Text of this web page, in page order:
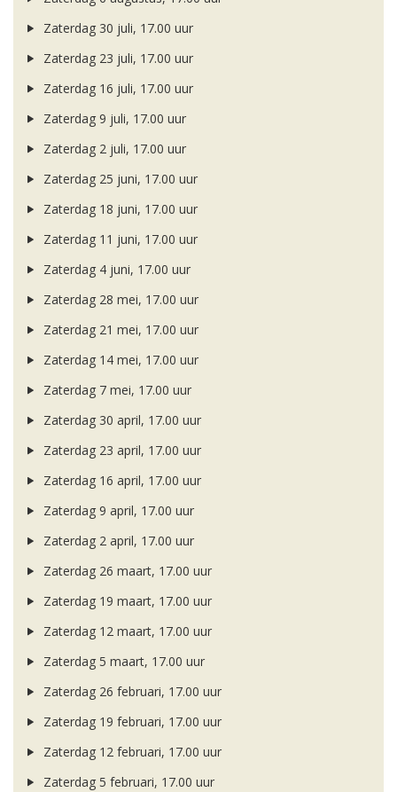
Zaterdag 30 juli, 17.00 uur
Zaterdag 23 juli, 17.00 uur
Zaterdag 16 juli, 17.00 uur
Zaterdag 9 juli, 17.00 uur
Zaterdag 2 juli, 17.00 uur
Zaterdag 25 juni, 17.00 uur
Zaterdag 18 juni, 17.00 uur
Zaterdag 11 juni, 17.00 uur
Zaterdag 4 juni, 17.00 uur
Zaterdag 28 mei, 17.00 uur
Zaterdag 21 mei, 17.00 uur
Zaterdag 14 mei, 17.00 uur
Zaterdag 7 mei, 17.00 uur
Zaterdag 30 april, 17.00 uur
Zaterdag 23 april, 17.00 uur
Zaterdag 16 april, 17.00 uur
Zaterdag 9 april, 17.00 uur
Zaterdag 2 april, 17.00 uur
Zaterdag 26 maart, 17.00 uur
Zaterdag 19 maart, 17.00 uur
Zaterdag 12 maart, 17.00 uur
Zaterdag 5 maart, 17.00 uur
Zaterdag 26 februari, 17.00 uur
Zaterdag 19 februari, 17.00 uur
Zaterdag 12 februari, 17.00 uur
Zaterdag 5 februari, 17.00 uur